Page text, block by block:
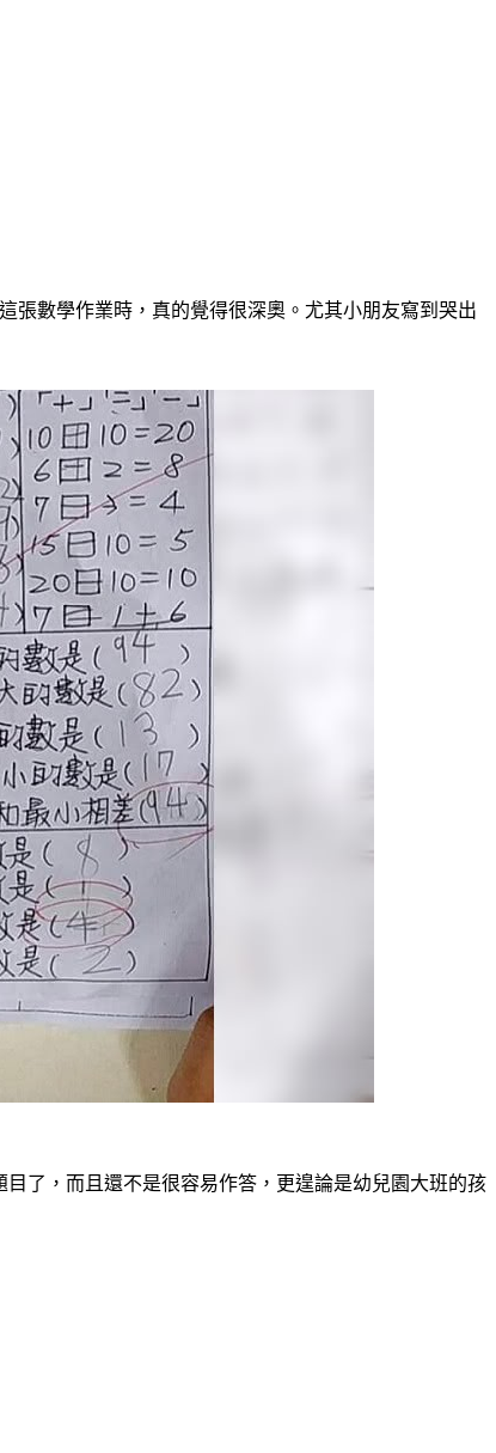
張數學作業時，真的覺得很深奧。尤其小朋友寫到哭出
了，而且還不是很容易作答，更遑論是幼兒園大班的孩